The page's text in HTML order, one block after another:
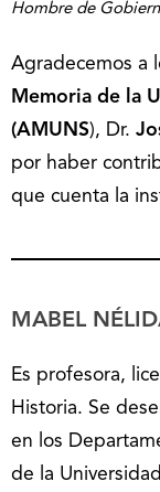
Hombre de
Agradecemos a
Memoria de la
(AMUNS), Dr.
por haber
que cuenta la
MABEL
Es profesora,
Historia. Se
en los
de la